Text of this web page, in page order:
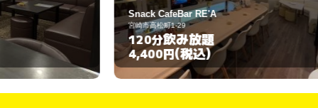
Snack CafeBar RE'A
宮崎市高松町1-29
120分 飲み放題
4,400円 (税込)